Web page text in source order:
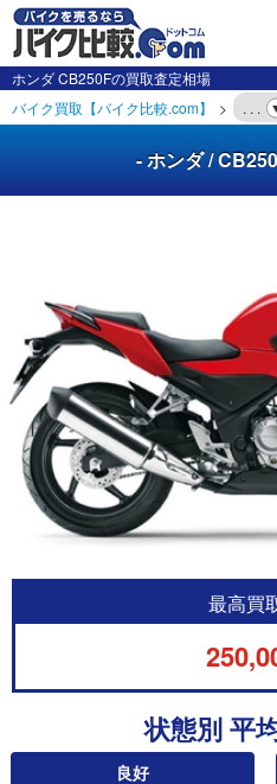
ホンダ CB250Fの買取査定相場
バイク買取【バイク比較.com】
. . .
- ホンダ /
最高買
状態別 平
良好